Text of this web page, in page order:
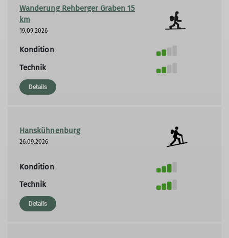
Wanderung Rehberger Graben 15
km
19.09.2026
Kondition
Technik
Details
Hanskühnenburg
26.09.2026
Kondition
Technik
Details